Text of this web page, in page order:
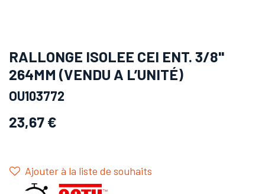
RALLONGE ISOLEE CEI ENT. 3/8''
264MM (VENDU A L’UNITÉ)
OU103772
23,67 €
Ajouter à la liste de souhaits